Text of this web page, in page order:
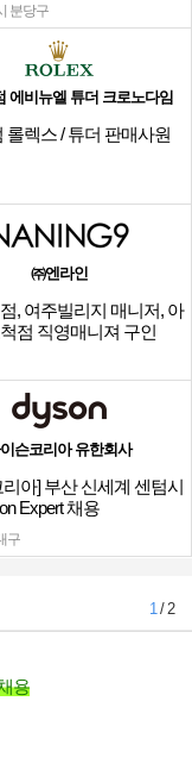
분당구
에비뉴엘 튜더 크로노다임
롤렉스 / 튜더 판매사원
㈜엔라인
, 여주빌리지 매니저, 아
점 직영매니져 구인
슨코리아 유한회사
아] 부산 신세계 센텀시
Expert 채용
구
1/ 2
용